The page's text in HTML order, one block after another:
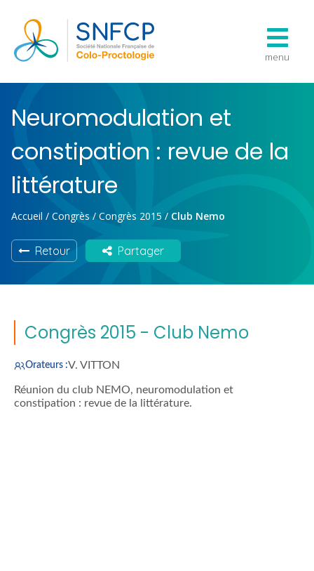
menu
Neuromodulation et
constipation : revue de la
littérature
Accueil / Congrès / Congrès 2015 / Club Nemo
Retour Partager
Congrès 2015 - Club Nemo
Orateurs :V. VITTON
Réunion du club NEMO, neuromodulation et
constipation : revue de la littérature.